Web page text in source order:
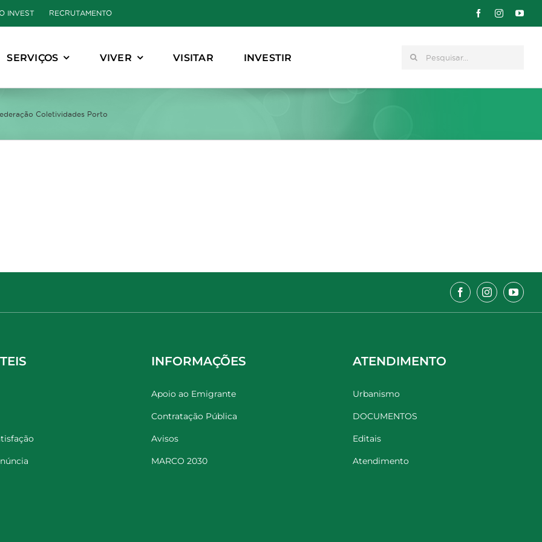
INVEST RECRUTAMENTO
SERVIÇOS VIVER VISITAR INVESTIR Pesquisar
Coletividades Porto
INFORMAÇÕES
Apoio ao Emigrante
Contratação Pública
Avisos
MARCO 2030
ATENDIMENTO
Urbanismo
DOCUMENTOS
Editais
Atendimento